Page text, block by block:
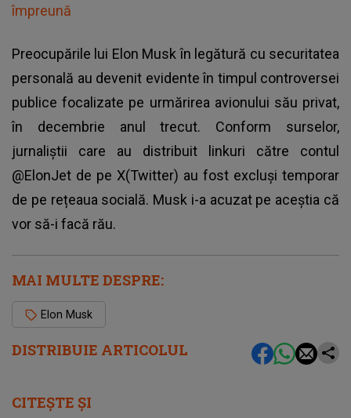
DISTRIBUIE ARTICOLUL
împreună
Preocupările lui Elon Musk în legătură cu securitatea
personală au devenit evidente în timpul controversei
publice focalizate pe urmărirea avionului său privat,
în decembrie anul trecut. Conform surselor,
jurnaliștii care au distribuit linkuri către contul
@ElonJet de pe X(Twitter) au fost excluși temporar
de pe rețeaua socială. Musk i-a acuzat pe aceștia că
vor să-i facă rău.
MAI MULTE DESPRE:
Elon Musk
CITEȘTE ȘI